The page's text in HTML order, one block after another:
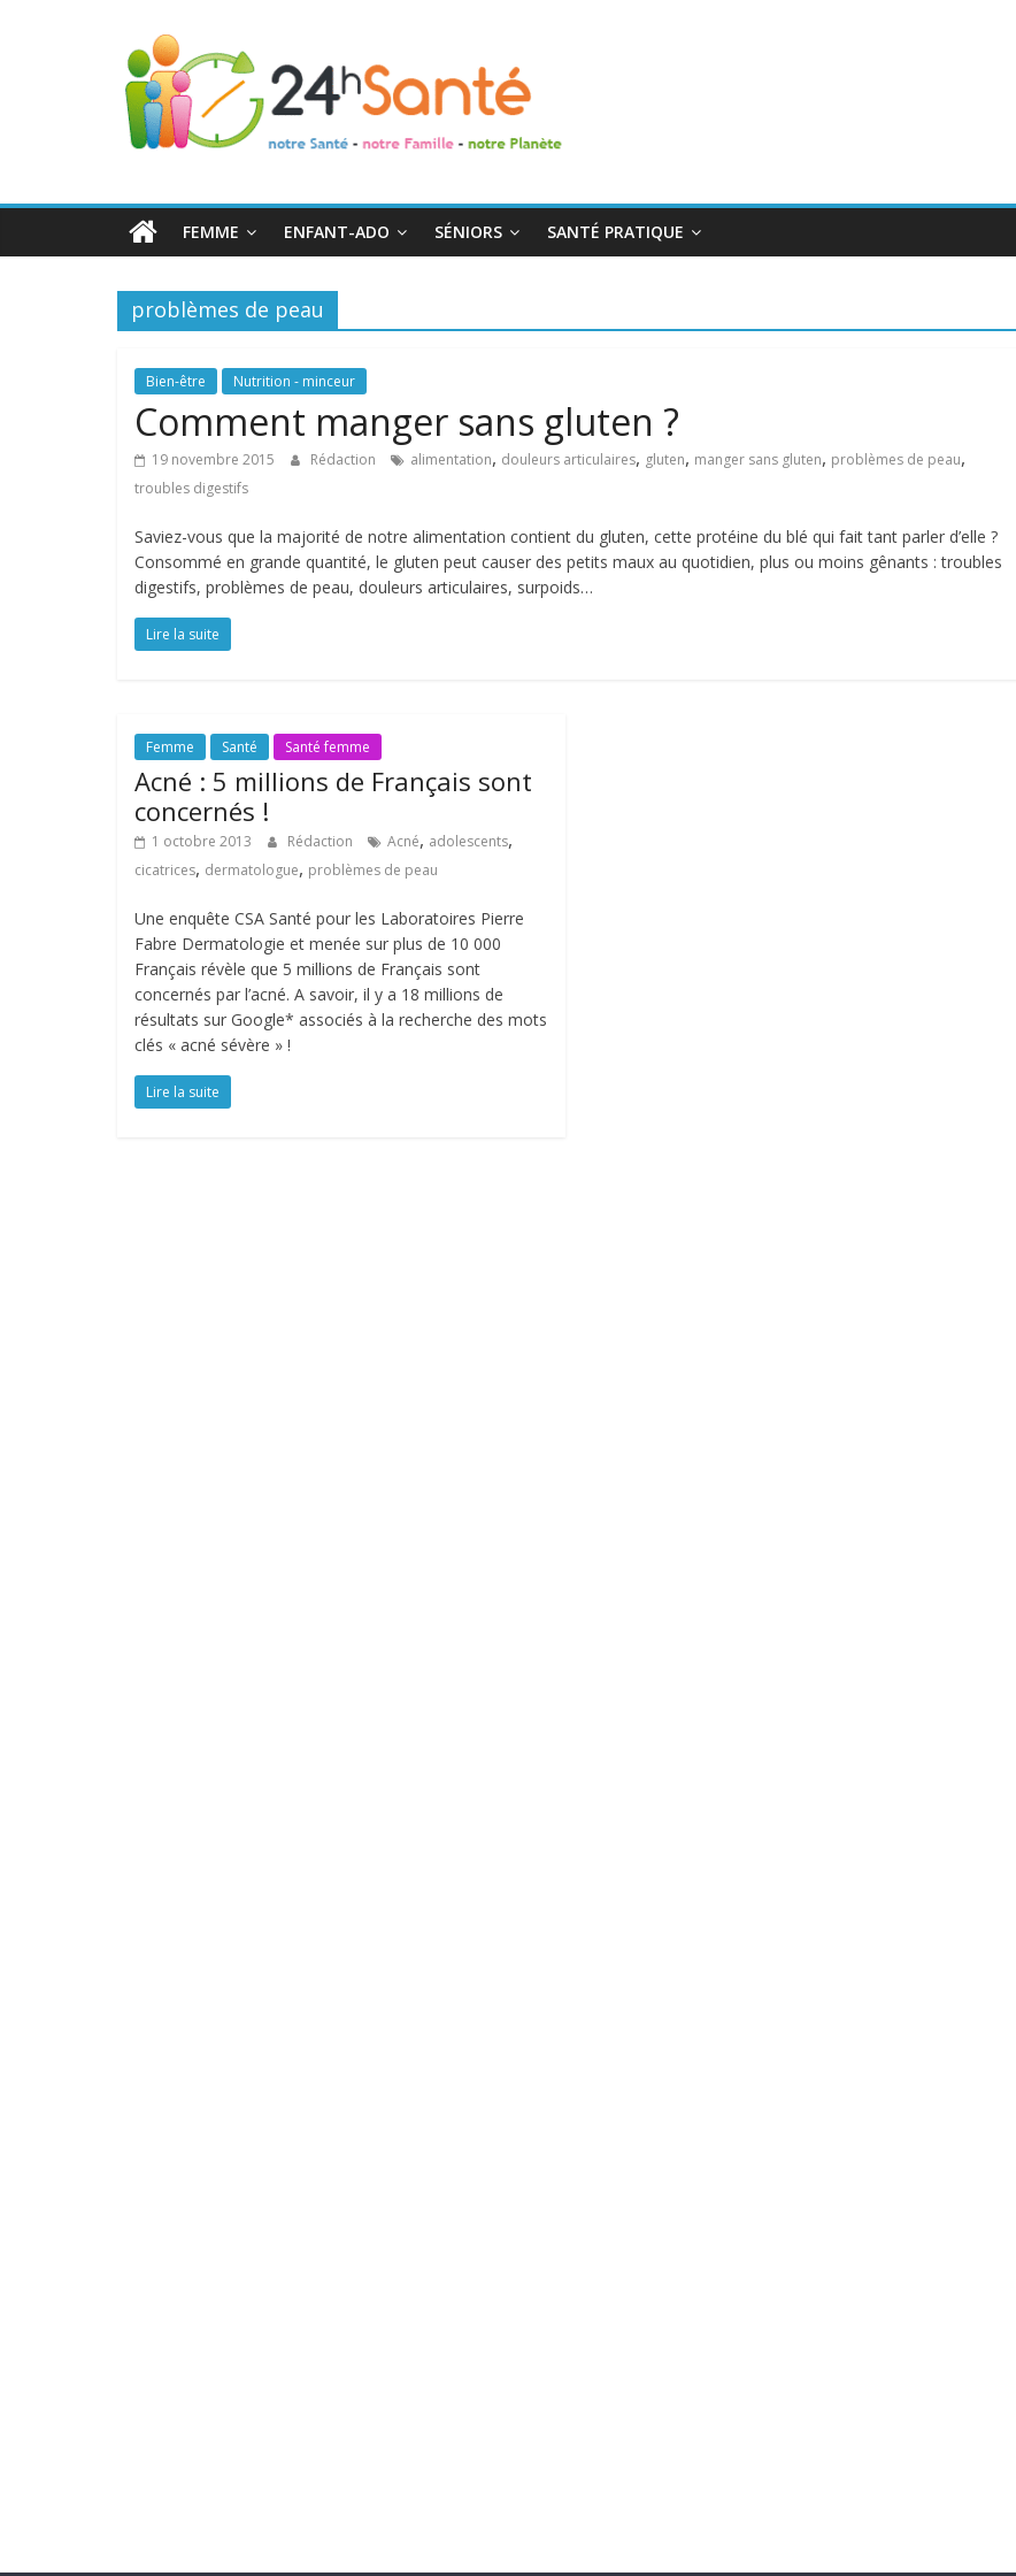
24h
Santé
toute
famille
FEMME ENFANT-ADO SÉNIORS SANTÉ PRATIQUE
problèmes de peau
Bien-être Nutrition - minceur
Comment manger sans gluten ?
19 novembre 2015 Rédaction alimentation, douleurs articulaires, gluten, manger sans gluten, problèmes de peau,
troubles digestifs
Saviez-vous que la majorité de notre alimentation contient du gluten, cette protéine du blé qui fait tant parler d’elle ?
Consommé en grande quantité, le gluten peut causer des petits maux au quotidien, plus ou moins gênants : troubles
digestifs, problèmes de peau, douleurs articulaires, surpoids…
Lire la suite
Femme Santé Santé femme
Acné : 5 millions de Français sont
concernés !
1 octobre 2013 Rédaction Acné, adolescents,
cicatrices, dermatologue, problèmes de peau
Une enquête CSA Santé pour les Laboratoires Pierre
Fabre Dermatologie et menée sur plus de 10 000
Français révèle que 5 millions de Français sont
concernés par l’acné. A savoir, il y a 18 millions de
résultats sur Google* associés à la recherche des mots
clés « acné sévère » !
Lire la suite